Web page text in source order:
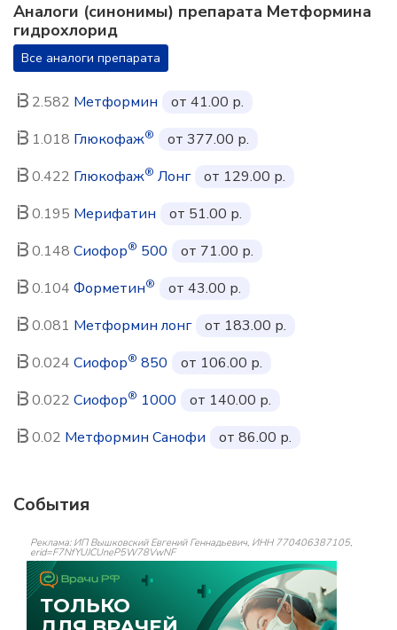
Аналоги (синонимы) препарата Метформина
гидрохлорид
Все аналоги препарата
2.582 Метформин
от 41.00 р.
1.018 Глюкофаж®
от 377.00 р.
0.422 Глюкофаж® Лонг
от 129.00 р.
0.195 Мерифатин
от 51.00 р.
0.148 Сиофор® 500
от 71.00 р.
0.104 Форметин®
от 43.00 р.
0.081 Метформин лонг
от 183.00 р.
0.024 Сиофор® 850
от 106.00 р.
0.022 Сиофор® 1000
от 140.00 р.
0.02 Метформин Санофи от 86.00 р.
События
Реклама: ИП Вышковский Евгений Геннадьевич, ИНН 770406387105,
erid=F7NfYUJCUneP5W78VwNF